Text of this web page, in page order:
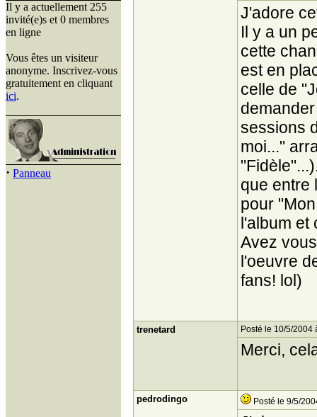
Il y a actuellement 255
invité(e)s et 0 membres
en ligne
Vous êtes un visiteur
anonyme. Inscrivez-vous
gratuitement en cliquant
ici.
· Panneau
J'adore
Il y a un
cette
est en
celle de
sessions
moi..."
que entre
pour
l'album et
Avez
l'oeuvre
fans! lol)
trenetard Posté le 10/5/2004
Merci,
pedrodingo Posté le 9/5/